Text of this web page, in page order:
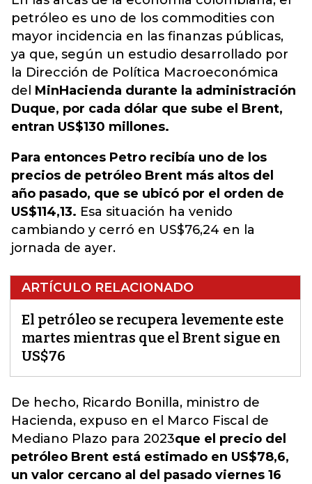
petróleo es uno de los commodities con
mayor incidencia en las finanzas públicas,
ya que, según un estudio desarrollado por
la Dirección de Política Macroeconómica
del MinHacienda durante la administración
Duque, por cada dólar que sube el Brent,
entran US$130 millones.
Para entonces Petro recibía uno de los
precios de petróleo Brent más altos del
año pasado, que se ubicó por el orden de
US$114,13. Esa situación ha venido
cambiando y cerró en US$76,24 en la
jornada de ayer.
ARTÍCULO RELACIONADO
El petróleo se recupera levemente este
martes mientras que el Brent sigue en
US$76
De hecho, Ricardo Bonilla, ministro de
Hacienda, expuso en el Marco Fiscal de
Mediano Plazo para 2023que el precio del
petróleo Brent está estimado en US$78,6,
un valor cercano al del pasado viernes 16